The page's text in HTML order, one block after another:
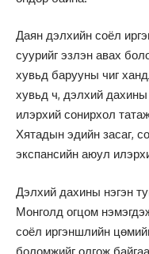
Даян дэлхийн соёл
суурийг эзлэн авах
хувьд барууны чиг
хувьд ч, дэлхий
илэрхий сонирхол
Хятадын эдийн засаг,
экспансийн аюул
Дэлхий дахины нэгэн
Монголд огцом
соёл иргэншлийн